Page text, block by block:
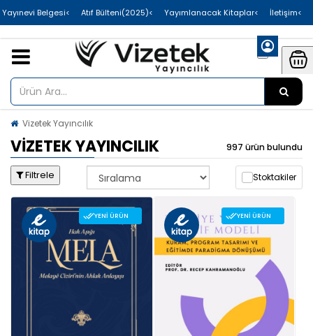
>İletişim
>Yayımlanacak Kitaplar
>Atıf Bülteni(2025)
>Uluslararası Yayınevi Belgesi
Vizetek Yayıncılık
VIZETEK YAYINCILIK 997 ürün bulundu
Filtrele Stoktakiler
YENI ÜRÜN YENI ÜRÜN